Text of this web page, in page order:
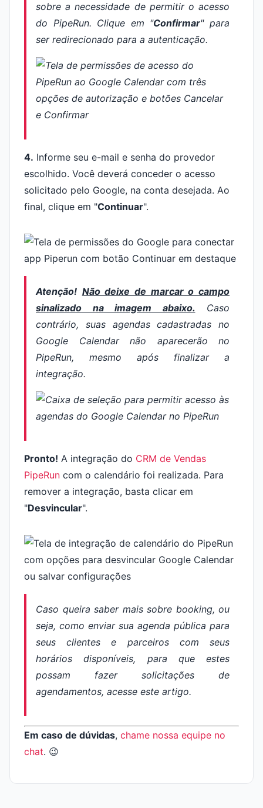
sobre a necessidade de permitir o acesso
do PipeRun. Clique em "Confirmar" para
ser redirecionado para a autenticação.
4. Informe seu e-mail e senha do provedor
escolhido. Você deverá conceder o acesso
solicitado pelo Google, na conta desejada. Ao
final, clique em "Continuar".
Atenção! Não deixe de marcar o campo
sinalizado na imagem abaixo. Caso
contrário, suas agendas cadastradas no
Google Calendar não aparecerão no
PipeRun, mesmo após finalizar a
integração.
Pronto! A integração do CRM de Vendas
PipeRun com o calendário foi realizada. Para
remover a integração, basta clicar em
"Desvincular".
Caso queira saber mais sobre booking, ou
seja, como enviar sua agenda pública para
seus clientes e parceiros com seus
horários disponíveis, para que estes
possam fazer solicitações de
agendamentos, acesse este artigo.
Em caso de dúvidas, chame nossa equipe no
chat. 😉